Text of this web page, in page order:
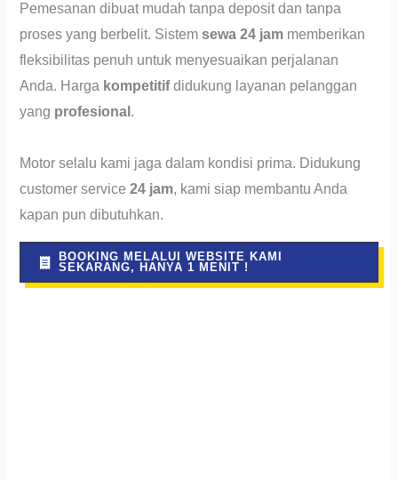
Pemesanan dibuat mudah tanpa deposit dan tanpa
proses yang berbelit. Sistemsewa 24 jam memberikan
fleksibilitas penuh untuk menyesuaikan perjalanan
Anda. Harga kompetitifdidukung layanan pelanggan
yang profesional .
Motor selalu kami jaga dalam kondisi prima. Didukung
customer service24 jam, kami siap membantu Anda
kapan pun dibutuhkan.
BOOKING MELALUI WEBSITE KAMI
SEKARANG, HANYA 1 MENIT !